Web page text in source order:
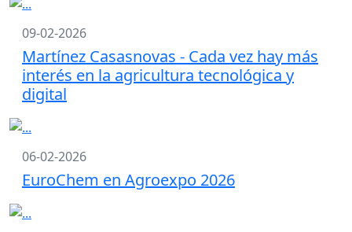
09-02-2026
Martínez Casasnovas - Cada vez hay más
interés en la agricultura tecnológica y
digital
06-02-2026
EuroChem en Agroexpo 2026